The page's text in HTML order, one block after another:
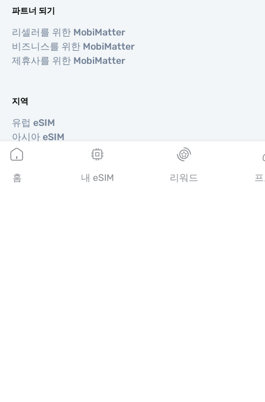
파트너 되기
리셀러를 위한 MobiMatter
비즈니스를 위한 MobiMatter
제휴사를 위한 MobiMatter
지역
유럽 eSIM
아시아 eSIM
아메리카 eSIM
오세아니아 eSIM
홈 내 eSIM 리워드